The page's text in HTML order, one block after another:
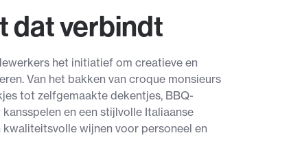
dat verbindt
het initiatief om creatieve en
Van het bakken van croque monsieurs
tot zelfgemaakte dekentjes, BBQ-
en een stijlvolle Italiaanse
wijnen voor personeel en